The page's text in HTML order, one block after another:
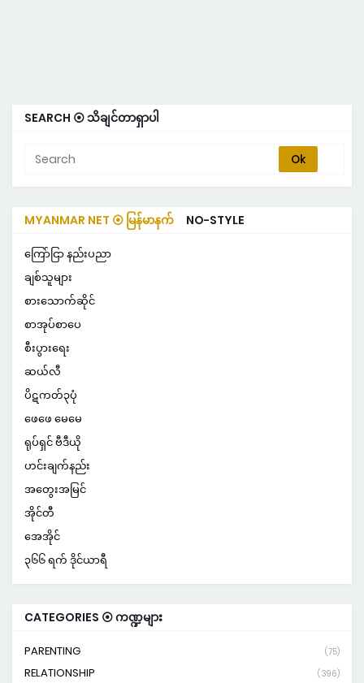
SEARCH ⦿ သိချင်တာရှာပါ
MYANMAR NET ⦿ မြန်မာနက် NO-STYLE
ကြော်ငြာ နည်းပညာ
ချစ်သူများ
စားသောက်ဆိုင်
စာအုပ်စာပေ
စီးပွားရေး
ဆယ်လီ
ပိဋကတ်၃ပုံ
ဖေဖေ မေမေ
ရုပ်ရှင် ဗီဒီယို
ဟင်းချက်နည်း
အတွေးအမြင်
အိုင်တီ
အေအိုင်
၃၆၆ ရက် ဒိုင်ယာရီ
CATEGORIES ⦿ ကဏ္ဍများ
PARENTING (75)
RELATIONSHIP (396)